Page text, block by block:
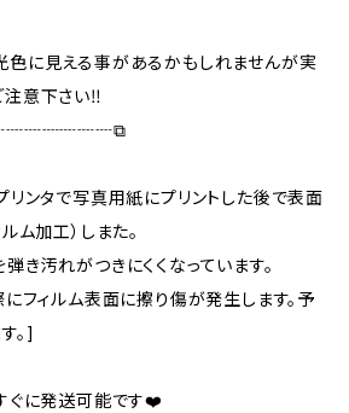
に見える事があるかもしれませんが実
意下さい‼️
リンタで写真用紙にプリントした後で表面
ム加工）しまた。
き汚れがつきにくくなっています。
フィルム表面に擦り傷が発生します。予
。]
ぐに発送可能です❤️